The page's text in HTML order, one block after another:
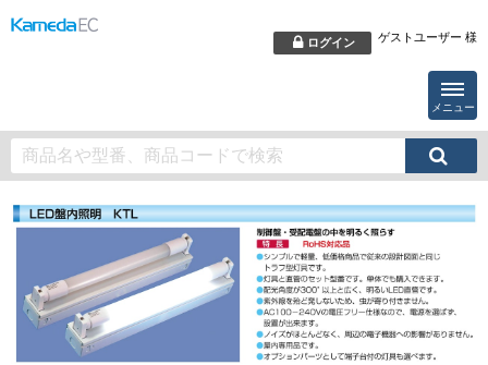
ログイン ゲストユーザー 様
メニュー